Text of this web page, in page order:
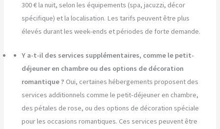
300 € la nuit, selon les équipements (spa, jacuzzi, décor
spécifique) et la localisation. Les tarifs peuvent être plus
élevés durant les week-ends et périodes de forte demande.
Y a-t-il des services supplémentaires, comme le petit-
déjeuner en chambre ou des options de décoration
romantique ? Oui, certaines hébergements proposent des
services additionnels comme le petit-déjeuner en chambre,
des pétales de rose, ou des options de décoration spéciale
pour les occasions romantiques. Ces services peuvent être